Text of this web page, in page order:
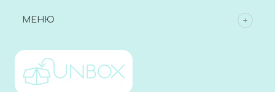
МЕНЮ